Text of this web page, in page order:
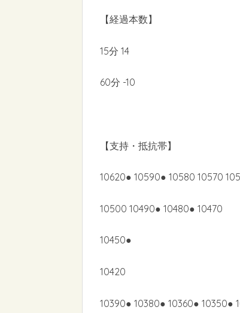
【経過本数】
15分 14
60分 -10
【支持・抵抗帯】
10620● 10590● 10580 10570
10500 10490● 10480● 10470
10450●
10420
10390● 10380● 10360● 10350●